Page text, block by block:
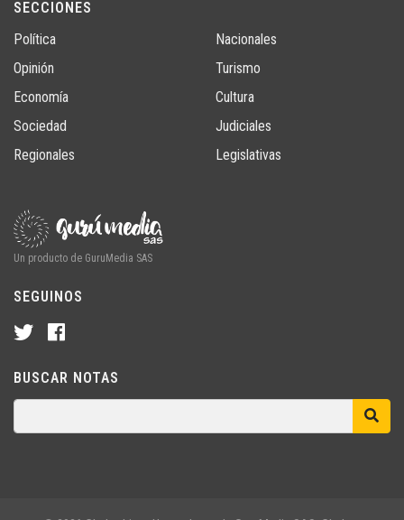
SECCIONES
Política
Opinión
Economía
Sociedad
Regionales
Nacionales
Turismo
Cultura
Judiciales
Legislativas
Un producto de GuruMedia SAS
SEGUINOS
BUSCAR NOTAS